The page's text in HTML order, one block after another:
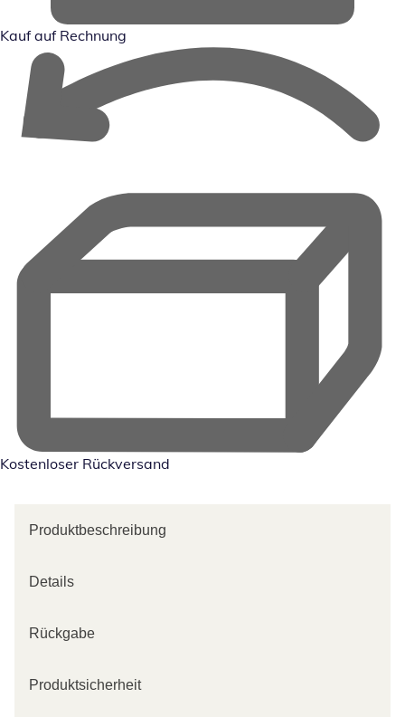
Kauf auf Rechnung
Kostenloser Rückversand
Produktbeschreibung
Details
Rückgabe
Produktsicherheit